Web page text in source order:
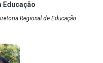
Educação
Regional de Educação